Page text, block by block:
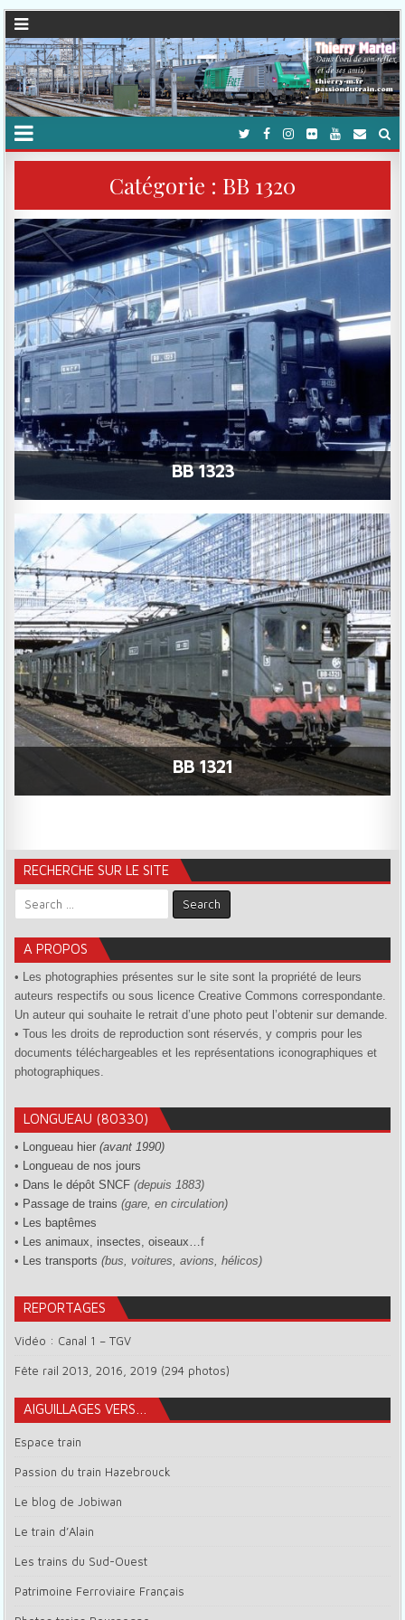
Catégorie : BB 1320
BB 1323
BB 1321
RECHERCHE SUR LE SITE
Search for:
A PROPOS
• Les photographies présentes sur le site sont la propriété de leurs
auteurs respectifs ou sous licence Creative Commons correspondante.
Un auteur qui souhaite le retrait d’une photo peut l’obtenir sur demande.
• Tous les droits de reproduction sont réservés, y compris pour les
documents téléchargeables et les représentations iconographiques et
photographiques.
LONGUEAU (80330)
• Longueau hier (avant 1990)
• Longueau de nos jours
• Dans le dépôt SNCF (depuis 1883)
• Passage de trains (gare, en circulation)
• Les baptêmes
• Les animaux, insectes, oiseaux…f
• Les transports (bus, voitures, avions, hélicos)
REPORTAGES
Vidéo : Canal 1 – TGV
Fête rail 2013, 2016, 2019 (294 photos)
AIGUILLAGES VERS…
Espace train
Passion du train Hazebrouck
Le blog de Jobiwan
Le train d’Alain
Les trains du Sud-Ouest
Patrimoine Ferroviaire Français